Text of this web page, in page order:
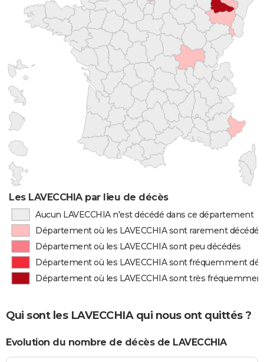
Les LAVECCHIA par lieu de décès
Aucun LAVECCHIA n'est décédé dans ce département
Département où les LAVECCHIA sont rarement décédés
Département où les LAVECCHIA sont peu décédés
Département où les LAVECCHIA sont fréquemment
Département où les LAVECCHIA sont très
Qui sont les LAVECCHIA qui nous ont quittés ?
Evolution du nombre de décès de LAVECCHIA